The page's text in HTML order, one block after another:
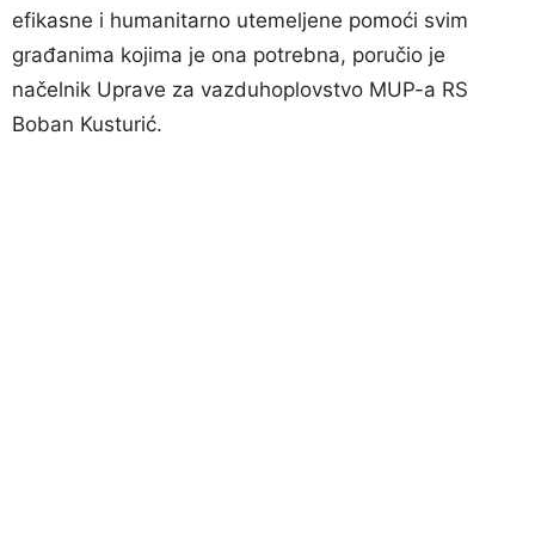
efikasne i humanitarno utemeljene pomoći svim
građanima kojima je ona potrebna, poručio je
načelnik Uprave za vazduhoplovstvo MUP-a RS
Boban Kusturić.